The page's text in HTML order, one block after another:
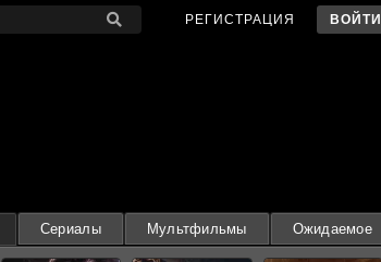
РЕГИСТРАЦИЯ ВОЙТИ
Сериалы Мультфильмы Ожидаемое